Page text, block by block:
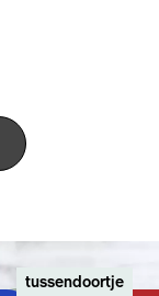
tussendoortje